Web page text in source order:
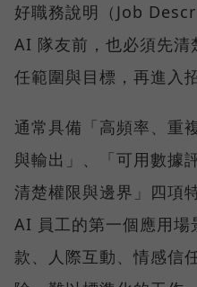
好職務說明（Job
AI 隊友前，也必須先清
任範圍與目標，再進入
通常具備「高頻率、重
與輸出」、「可用數據
清楚權限與邊界」四項
AI 員工的第一個應用場
款、人際互動、情感信